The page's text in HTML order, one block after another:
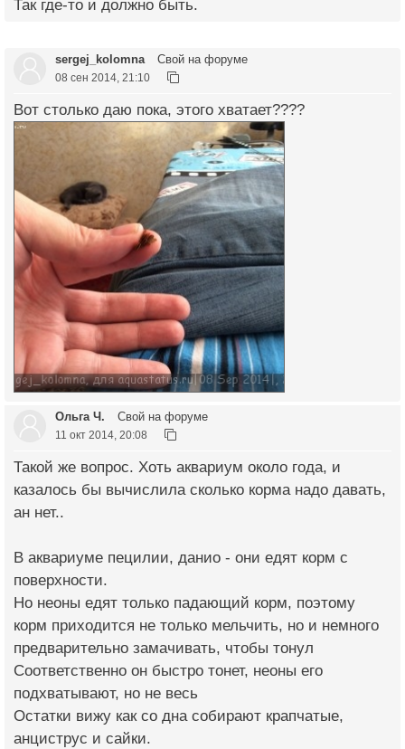
Так где-то и должно быть.
sergej_kolomna Свой на форуме
08 сен 2014, 21:10
Вот столько даю пока, этого хватает????
Ольга Ч. Свой на форуме
11 окт 2014, 20:08
Такой же вопрос. Хоть аквариум около года, и
казалось бы вычислила сколько корма надо давать,
ан нет..
В аквариуме пецилии, данио - они едят корм с
поверхности.
Но неоны едят только падающий корм, поэтому
корм приходится не только мельчить, но и немного
предварительно замачивать, чтобы тонул
Соответственно он быстро тонет, неоны его
подхватывают, но не весь
Остатки вижу как со дна собирают крапчатые,
анциструс и сайки.